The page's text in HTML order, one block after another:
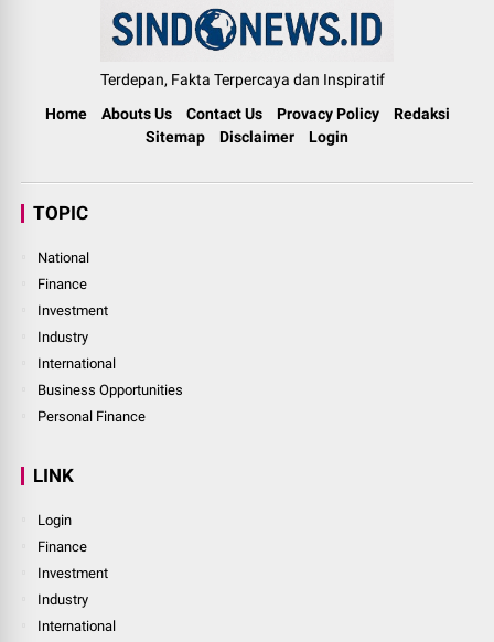
Terdepan, Fakta Terpercaya dan Inspiratif
Home
Abouts Us Contact Us Provacy Policy
Redaksi
Sitemap
Disclaimer Login
TOPIC
National
Finance
Investment
Industry
International
Business Opportunities
Personal Finance
LINK
Login
Finance
Investment
Industry
International